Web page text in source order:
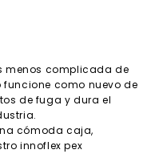
menos complicada de
como nuevo de
de fuga y dura el
cómoda caja,
innoflex pex